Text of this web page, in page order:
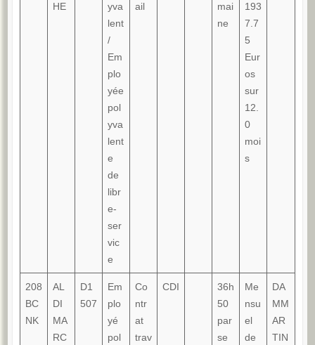
HE
yva
lent
/
Em
plo
yée
pol
yva
lent
e
de
libr
e-
ser
vic
e
ail
mai
ne
193
7.7
5
Eur
os
sur
12.
0
moi
s
208
BC
NK
AL
DI
MA
RC
D1
507
Em
plo
yé
pol
Co
ntr
at
trav
CDI
36h
50
par
se
Me
nsu
el
de
DA
MM
AR
TIN